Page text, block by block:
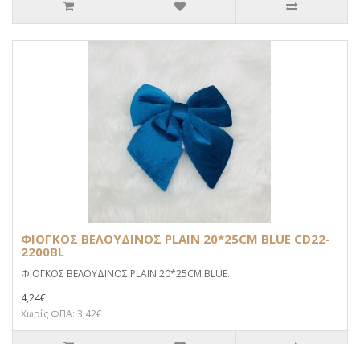
ΦΙΟΓΚΟΣ ΒΕΛΟΥΔΙΝΟΣ PLAIN 20*25CM BLUE CD22-
2200BL
ΦΙΟΓΚΟΣ ΒΕΛΟΥΔΙΝΟΣ PLAIN 20*25CM BLUE..
4,24€
Χωρίς ΦΠΑ: 3,42€